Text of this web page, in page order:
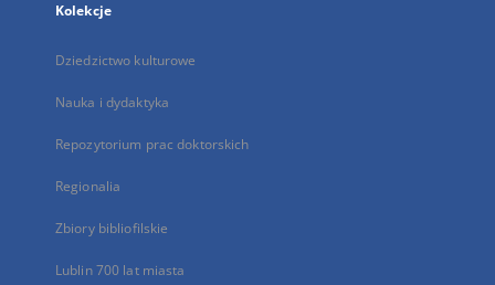
Kolekcje
Dziedzictwo kulturowe
Nauka i dydaktyka
Repozytorium prac doktorskich
Regionalia
Zbiory bibliofilskie
Lublin 700 lat miasta